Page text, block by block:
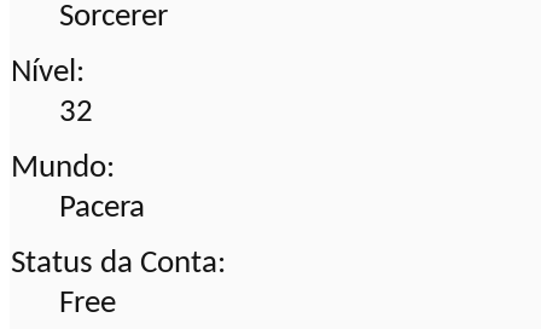
Sorcerer
Nível:
32
Mundo:
Pacera
Status da Conta:
Free